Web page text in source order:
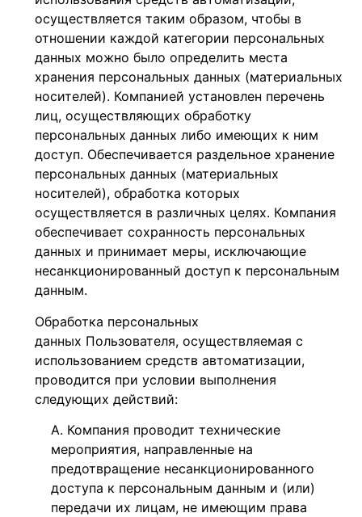
осуществляется таким образом, чтобы в
отношении каждой категории персональных
данных можно было определить места
хранения персональных данных (материальных
носителей). Компанией установлен перечень
лиц, осуществляющих обработку
персональных данных либо имеющих к ним
доступ. Обеспечивается раздельное хранение
персональных данных (материальных
носителей), обработка которых
осуществляется в различных целях. Компания
обеспечивает сохранность персональных
данных и принимает меры, исключающие
несанкционированный доступ к персональным
данным.
Обработка персональных
данных Пользователя, осуществляемая с
использованием средств автоматизации,
проводится при условии выполнения
следующих действий:
Компания проводит технические
мероприятия, направленные на
предотвращение несанкционированного
доступа к персональным данным и (или)
передачи их лицам, не имеющим права